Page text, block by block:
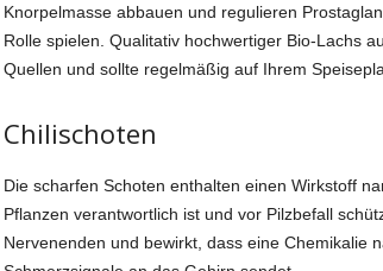
Knorpelmasse abbauen und regulieren
Rolle spielen. Qualitativ hochwertiger Bio-Lachs
Quellen und sollte regelmäßig auf Ihrem
Chilischoten
Die scharfen Schoten enthalten einen Wirkstoff
Pflanzen verantwortlich ist und vor Pilzbefall
Nervenenden und bewirkt, dass eine Chemikalie